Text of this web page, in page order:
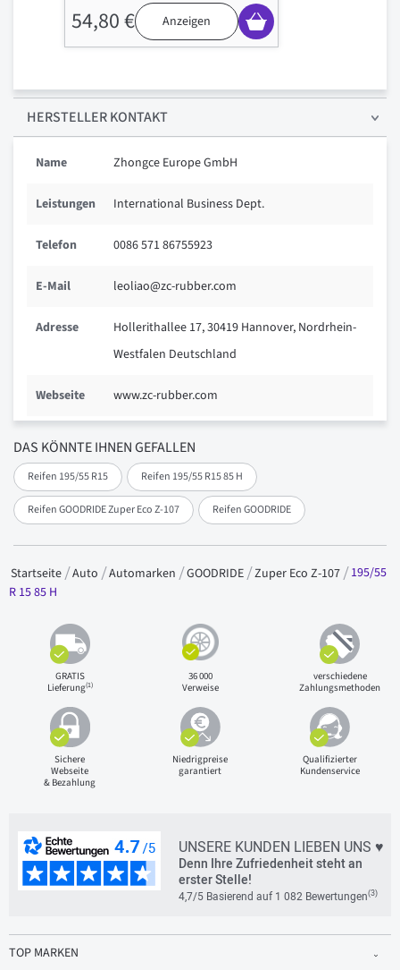
DAS KÖNNTE IHNEN GEFALLEN
Reifen 195/55 R15 Reifen 195/55 R15 85 H
Reifen GOODRIDE Zuper Eco Z-107 Reifen GOODRIDE
54,80 € Anzeigen
HERSTELLER KONTAKT
Name Zhongce Europe GmbH
Leistungen International Business Dept.
Telefon 0086 571 86755923
E-Mail leoliao@zc-rubber.com
Adresse
Hollerithallee 17, 30419 Hannover, Nordrhein-
Westfalen Deutschland
Webseite www.zc-rubber.com
Startseite Auto Automarken GOODRIDE Zuper Eco Z-107
195/55
R 15 85 H
GRATIS
Lieferung(1)
36 000
Verweise
verschiedene
Zahlungsmethoden
Sichere
Webseite
& Bezahlung
Niedrigpreise
garantiert
Qualifizierter
Kundenservice
UNSERE KUNDEN LIEBEN UNS ♥
Denn Ihre Zufriedenheit steht an
erster Stelle!
4,7/5 Basierend auf 1 082 Bewertungen(3)
TOP MARKEN